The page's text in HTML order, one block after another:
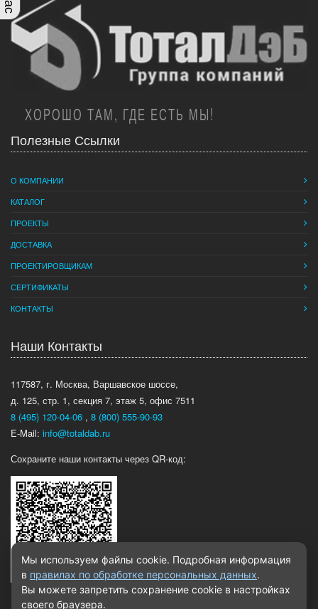
ХОРОШО ТАМ, ГДЕ ЕСТЬ МЫ!
Полезные Ссылки
О КОМПАНИИ
КАТАЛОГ
ПРОЕКТЫ
ДОСТАВКА
ПРОЕКТИРОВЩИКАМ
СЕРТИФИКАТЫ
КОНТАКТЫ
Наши Контакты
117587, г. Москва, Варшавское шоссе,
д. 125, стр. 1, секция 7, этаж 5, офис 7511
8 (495) 120-04-06 , 8 (800) 555-90-93
E-Mail: info@totaldab.ru
Сохраните наши контакты через QR-код:
Мы используем файлы cookie. Подробная информация
в правилах по обработке персональных данных.
Вы можете запретить сохранение cookie в настройках
своего браузера.